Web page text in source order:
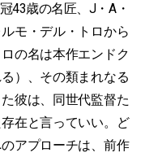
43歳の名匠、J・A・
モ・デル・トロから
の名は本作エンドク
）、その類まれなる
彼は、同世代監督た
在と言っていい。ど
アプローチは、前作